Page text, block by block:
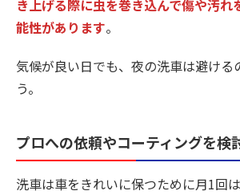
き上げる際に虫を巻き込んで傷や汚れ
能性があります。
気候が良い日でも、夜の洗車は避ける
う。
プロへの依頼やコーティングを検
洗車は車をきれいに保つために月1回